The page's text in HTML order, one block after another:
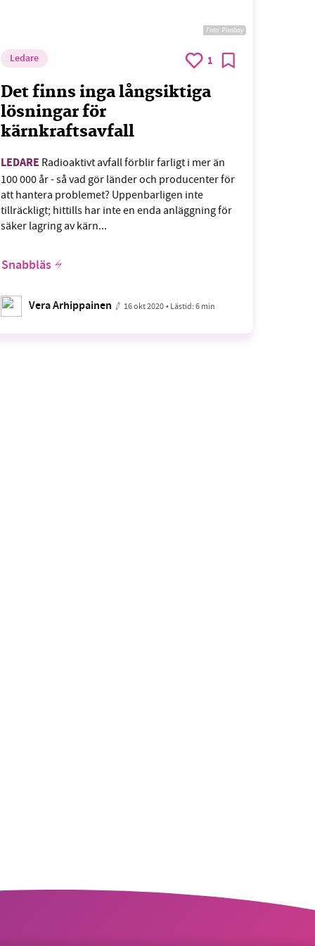
Foto:Pixabay
Ledare 1
Det finns inga långsiktiga
lösningar för
kärnkraftsavfall
LEDARE Radioaktivt avfall förblir farligt i mer än
100 000 år - så vad gör länder och producenter för
att hantera problemet? Uppenbarligen inte
tillräckligt; hittills har inte en enda anläggning för
säker lagring av kärn...
Snabbläs
Vera Arhippainen 16 okt 2020 • Lästid:6 min